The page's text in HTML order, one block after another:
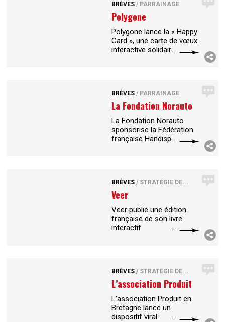
plantes, et assurer la
BRÈVES/ PARRAINAGE
Polygone
Polygone lance la « Happy
Card », une carte de vœux
interactive solidaire.
Twitter,...
BRÈVES/ PARRAINAGE
La Fondation Norauto
La Fondation Norauto
sponsorise la Fédération
française Handisport pour
notamment...
BRÈVES/ STRATÉGIE DE...
Veer
Veer publie une édition
française de son livre
interactif
créatifs des éléments
visuels pour...
BRÈVES/ STRATÉGIE DE...
L’association Produit
en Bretagne
L’association Produit en
Bretagne lance un
dispositif viral :